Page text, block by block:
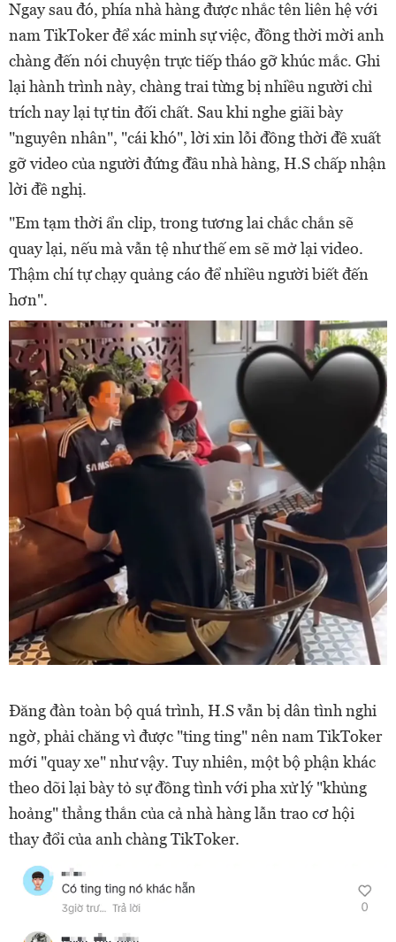
Ngay sau đó, phía nhà hàng được nhắc tên liên hệ với
nam TikToker để xác minh sự việc, đồng thời mời anh
chàng đến nói chuyện trực tiếp tháo gỡ khúc mắc. Ghi
lại hành trình này, chàng trai từng bị nhiều người chỉ
trích nay lại tự tin đối chất. Sau khi nghe giãi bày
"nguyên nhân", "cái khó", lời xin lỗi đồng thời đề xuất
gỡ video của người đứng đầu nhà hàng, H.S chấp nhận
lời đề nghị.
"Em tạm thời ẩn clip, trong tương lai chắc chắn sẽ
quay lại, nếu mà vẫn tệ như thế em sẽ mở lại video.
Thậm chí tự chạy quảng cáo để nhiều người biết đến
hơn".
Đăng đàn toàn bộ quá trình, H.S vẫn bị dân tình nghi
ngờ, phải chăng vì được "ting ting" nên nam TikToker
mới "quay xe" như vậy. Tuy nhiên, một bộ phận khác
theo dõi lại bày tỏ sự đồng tình với pha xử lý "khủng
hoảng" thẳng thắn của cả nhà hàng lẫn trao cơ hội
thay đổi của anh chàng TikToker.